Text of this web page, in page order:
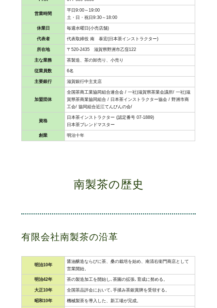
営業時間
平日9:00～19:00
土・日・祝日9:30～18:00
休業日 毎週水曜日(小売店舗)
代表者 代表取締役 南 泰宏(日本茶インストラクター)
所在地 〒520-2435 滋賀県野洲市乙窪122
主な業務 茶製造、茶の卸売り、小売り
従業員数 6名
主要銀行 滋賀銀行中主支店
加盟団体
全国茶商工業協同組合連合会 / 一社)滋賀県茶業会議所/ 一社)滋
賀県茶商業協同組合 / 日本茶インストラクター協会 / 野洲市商
工会/ 協同組合近江てんびんの会/
資格
日本茶インストラクター (認定番号 07-1889)
日本茶ブレンドマスター
創業 明治十年
南製茶の歴史
有限会社南製茶の沿革
明治10年
醤油醸造ならびに茶、桑の栽培を始め、南清右衛門商店として
営業開始。
明治42年 茶の製造加工を開始し､茶園の拡張､育成に努める。
大正10年 全国茶品評会において､手揉み茶銀賞牌を受領する。
昭和10年 機械製茶を導入した、新工場が完成。